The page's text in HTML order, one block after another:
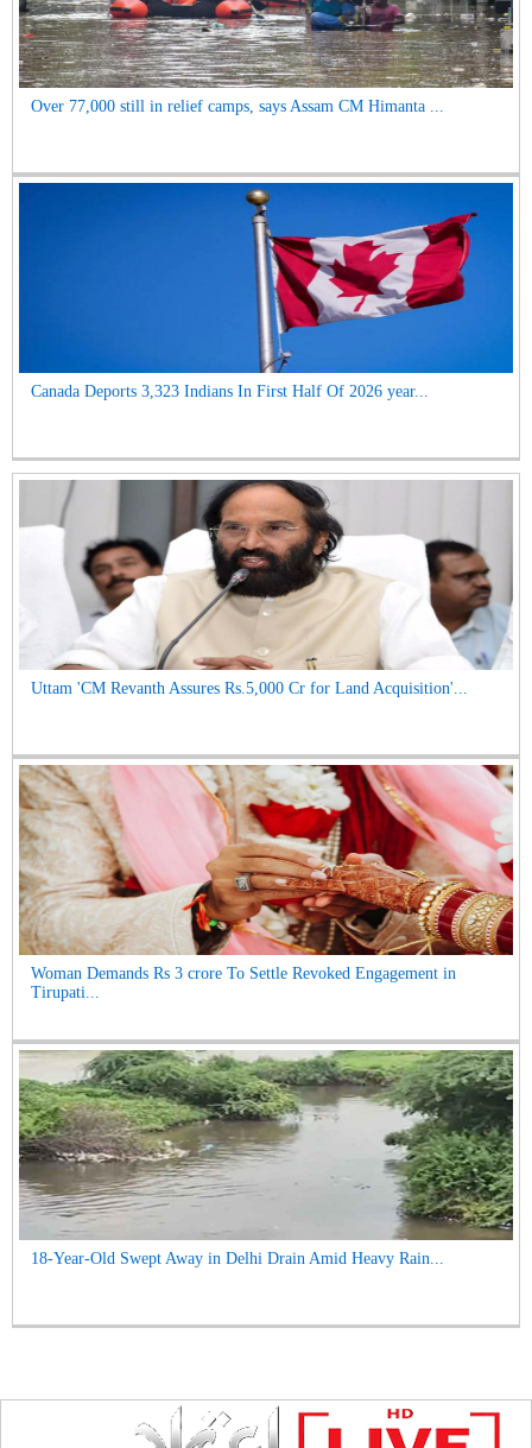
Over 77,000 still in relief camps, says Assam CM Himanta ...
Canada Deports 3,323 Indians In First Half Of 2026 year...
Uttam 'CM Revanth Assures Rs.5,000 Cr for Land Acquisition'...
Woman Demands Rs 3 crore To Settle Revoked Engagement in
Tirupati...
18-Year-Old Swept Away in Delhi Drain Amid Heavy Rain...